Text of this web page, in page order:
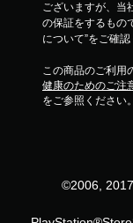
ございますが、当
の保証をするもの
について”をご確認
この商品のご利用
健康のためのご注
をご参照ください。
©2006,